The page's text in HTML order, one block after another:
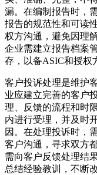
漏。在编制报告时，
报告的规范性和可读
权方沟通，避免因理
企业需建立报告档案
存，以备ASIC和授权
客户投诉处理是维护
业应建立完善的客户
理、反馈的流程和时
内进行受理，并及时
因。在处理投诉时，
客户沟通，寻求双方
需向客户反馈处理结
总结经验教训，不断